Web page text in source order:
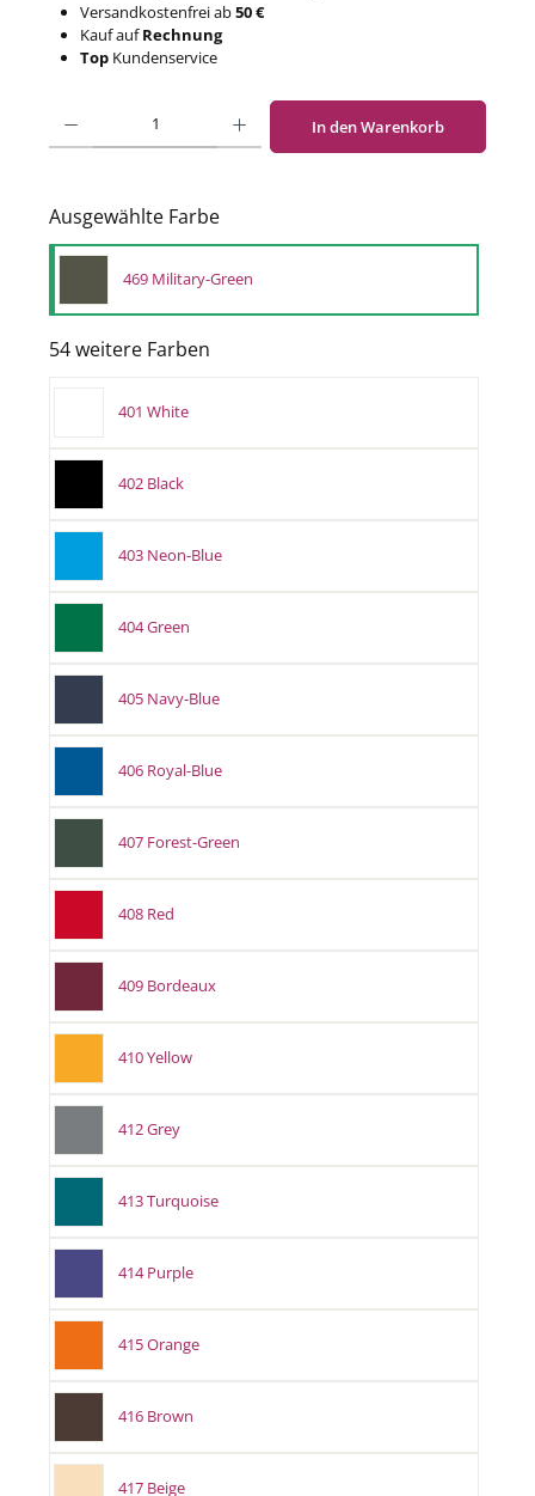
Versandkostenfrei ab50 €
Kauf aufRechnung
TopKundenservice
Produkt Anzahl: Gib den gewünschten Wert ein oder benutze die Schaltflächen um
In den Warenkorb
Ausgewählte Farbe
469 Military-Green
54 weitere Farben
401 White
402 Black
403 Neon-Blue
404 Green
405 Navy-Blue
406 Royal-Blue
407 Forest-Green
408 Red
409 Bordeaux
410 Yellow
412 Grey
413 Turquoise
414 Purple
415 Orange
416 Brown
417 Beige